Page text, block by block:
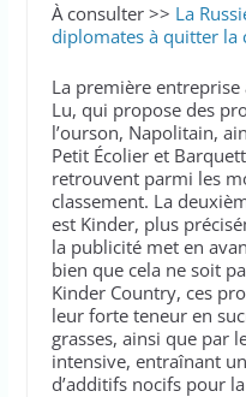
À consulter >> La
diplomates à quitter la
La première
Lu, qui propose des
l’ourson, Napolitain,
Petit Écolier et
retrouvent parmi les
classement. La
est Kinder, plus
la publicité met en
bien que cela ne soit
Kinder Country, ces
leur forte teneur en
grasses, ainsi que par
intensive, entraînant
d’additifs nocifs pour